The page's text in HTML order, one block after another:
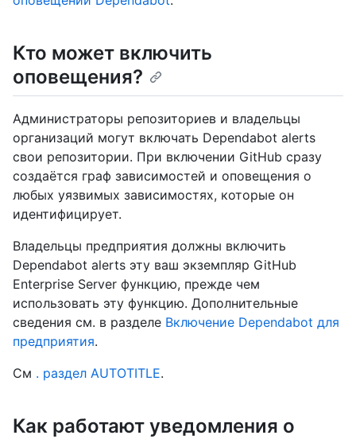
Кто может включить
оповещения?
Администраторы репозиториев и владельцы
организаций могут включать Dependabot alerts
свои репозитории. При включении GitHub сразу
создаётся граф зависимостей и оповещения о
любых уязвимых зависимостях, которые он
идентифицирует.
Владельцы предприятия должны включить
Dependabot alerts эту ваш экземпляр GitHub
Enterprise Server функцию, прежде чем
использовать эту функцию. Дополнительные
сведения см. в разделе Включение Dependabot для
предприятия.
См . раздел AUTOTITLE.
Как работают уведомления о